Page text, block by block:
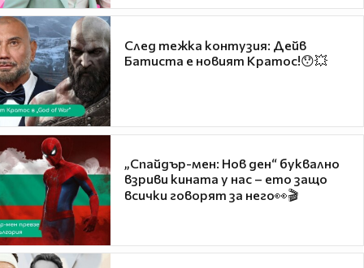
След тежка контузия: Дейв
Батиста е новият Кратос!😯💥
„Спайдър-мен: Нов ден“ буквално
взриви кината у нас – ето защо
всички говорят за него👀🎬